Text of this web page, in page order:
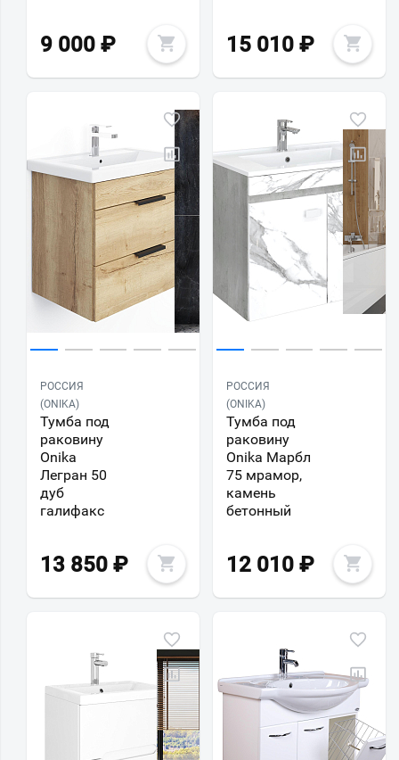
9 000 ₽ 15 010 ₽
РОССИЯ
(ONIKA)
Тумба под
раковину
Onika
Легран 50
дуб
галифакс
13 850 ₽
РОССИЯ
(ONIKA)
Тумба под
раковину
Onika Марбл
75 мрамор,
камень
бетонный
12 010 ₽